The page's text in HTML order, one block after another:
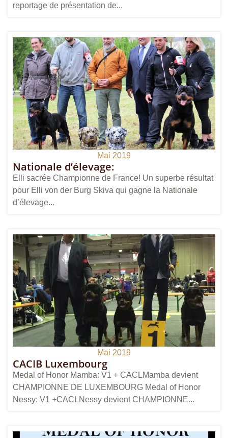
reportage de présentation de...
Mai 2019
Nationale d’élevage:
Elli sacrée Championne de France! Un superbe résultat
pour Elli von der Burg Skiva qui gagne la Nationale
d’élevage...
Mai 2019
CACIB Luxembourg
Medal of Honor Mamba: V1 + CACLMamba devient
CHAMPIONNE DE LUXEMBOURG Medal of Honor
Nessy: V1 +CACLNessy devient CHAMPIONNE...